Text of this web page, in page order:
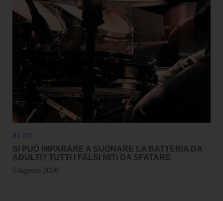
BLOG
SI PUÒ IMPARARE A SUONARE LA BATTERIA DA
ADULTI? TUTTI I FALSI MITI DA SFATARE
5 Agosto 2026